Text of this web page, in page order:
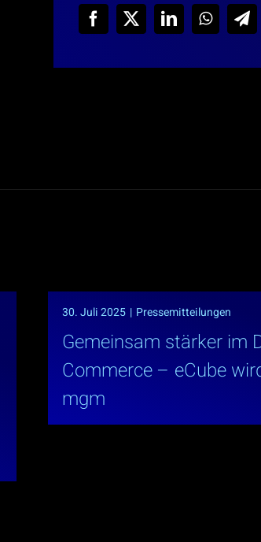
30. Juli 2025 | Pressemitteilungen
Gemeinsam stärker im
Commerce – eCube
mgm